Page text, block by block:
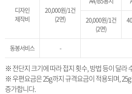
디자인
제작비
20,000원/1건
(2면)
20,000원/1건
(2면)
동봉서비스 -
※ 전단지 크기에 따라 접지 횟수, 방법 등이 달라
※ 우편요금은 25g까지 규격요금이 적용되며,
증가합니다.